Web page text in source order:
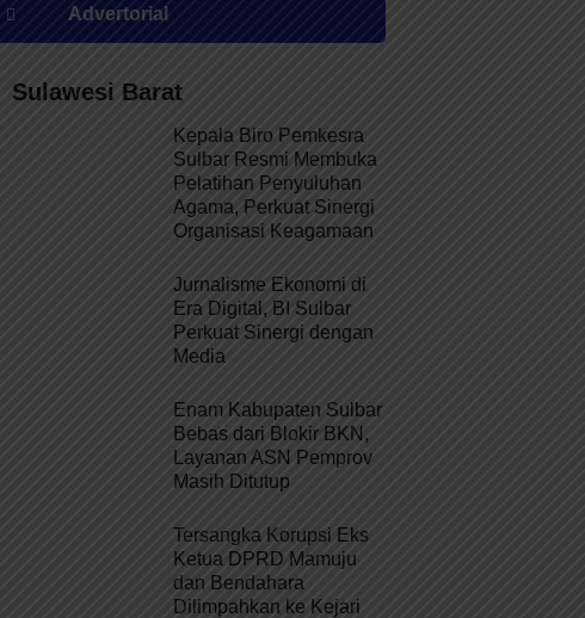
Advertorial
Sulawesi Barat
Kepala Biro Pemkesra
Sulbar Resmi Membuka
Pelatihan Penyuluhan
Agama, Perkuat Sinergi
Organisasi Keagamaan
Jurnalisme Ekonomi di
Era Digital, BI Sulbar
Perkuat Sinergi dengan
Media
Enam Kabupaten Sulbar
Bebas dari Blokir BKN,
Layanan ASN Pemprov
Masih Ditutup
Tersangka Korupsi Eks
Ketua DPRD Mamuju
dan Bendahara
Dilimpahkan ke Kejari